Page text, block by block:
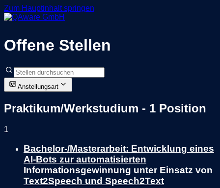
Zum Hauptinhalt springen
Offene Stellen
Anstellungsart
Praktikum/Werkstudium - 1 Position
1
Bachelor-/Masterarbeit: Entwicklung eines
AI-Bots zur automatisierten
Informationsgewinnung unter Einsatz von
Text2Speech und Speech2Text